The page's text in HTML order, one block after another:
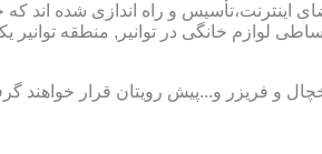
اینترنت،تأسیس و راه اندازی شده اند
خانگی در توانیر, منطقه توانیر
و فریزر و...پیش رویتان قرار خواهند